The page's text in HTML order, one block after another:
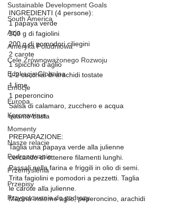
Sustainable Development Goals
South America
Azja
Ameryka Poludniowa
Cele Zrównoważonego Rozwoju
Edukacja Globalna
Emocje
Europa
Koronawirus
Momenty
Nasze relacje
Podrozowanie
Przemyslenia
Przepisy
Przygotowania do podrozy
INGREDIENTI (4 persone):
1 papaya verde
200 g di fagiolini
200 g di pomodori ciliegini
2 carote
1 spicchio d’aglio
1-2 cucchiai di arachidi tostate
1 lime
1 peperoncino
Salsa di calamaro, zucchero e acqua
quanto basta
PREPARAZIONE:
Taglia una papaya verde alla julienne
cercando di ottenere filamenti lunghi.
Passali nella farina e friggili in olio di semi.
Trita fagiolini e pomodori a pezzetti. Taglia
le carote alla julienne.
Macina insieme aglio, peperoncino, arachidi